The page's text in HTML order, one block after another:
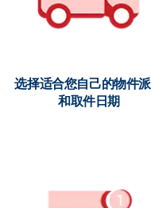
选择适合您自己的物件
和取件日期